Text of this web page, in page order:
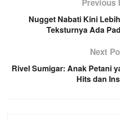
Previous
Nugget Nabati Kini
Teksturnya Ada
Next
Rivel Sumigar: Anak Petani
Hits dan